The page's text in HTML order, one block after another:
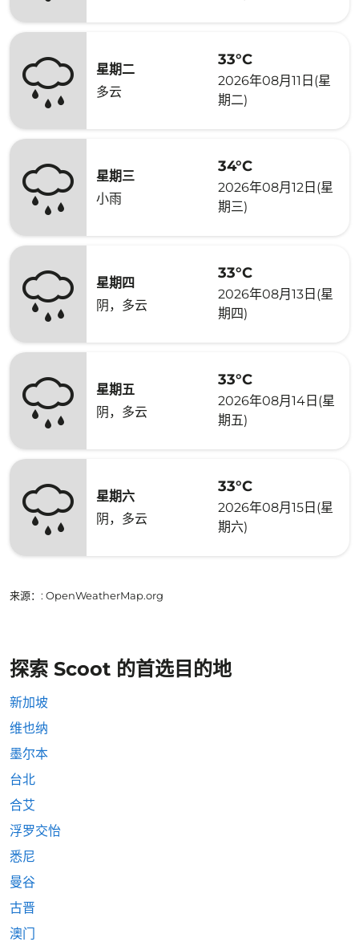
星期二
多云
33°C
2026年08月11日(星
期二)
星期三
小雨
34°C
2026年08月12日(星
期三)
星期四
阴，多云
33°C
2026年08月13日(星
期四)
星期五
阴，多云
33°C
2026年08月14日(星
期五)
星期六
阴，多云
33°C
2026年08月15日(星
期六)
来源： : OpenWeatherMap.org
探索 Scoot 的首选目的地
新加坡
维也纳
墨尔本
台北
合艾
浮罗交怡
悉尼
曼谷
古晋
澳门